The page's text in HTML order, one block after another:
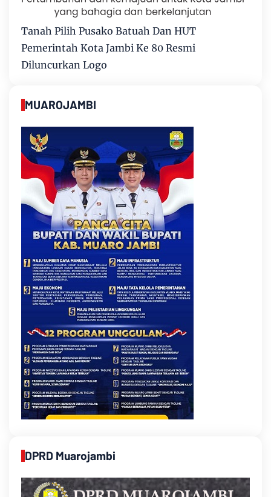
Tanah Pilih Pusako Batuah Dan HUT
Pemerintah Kota Jambi Ke 80 Resmi
Diluncurkan Logo
MUAROJAMBI
DPRD Muarojambi